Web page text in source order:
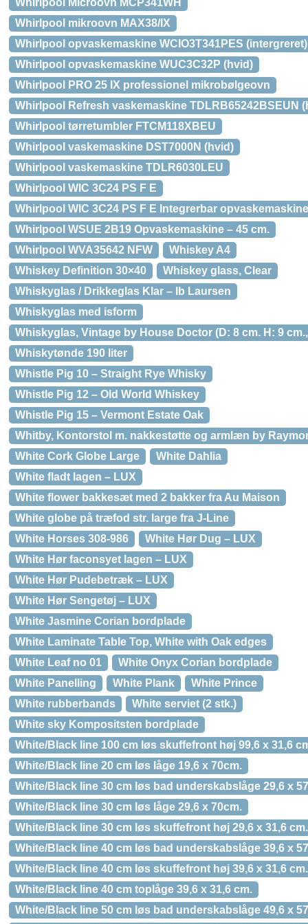
Whirlpool Microovn MCP341WH
Whirlpool mikroovn MAX38/IX
Whirlpool opvaskemaskine WCIO3T341PES (intergreret)
Whirlpool opvaskemaskine WUC3C32P (hvid)
Whirlpool PRO 25 IX professionel mikrobølgeovn
Whirlpool Refresh vaskemaskine TDLRB65242BSEUN
Whirlpool tørretumbler FTCM118XBEU
Whirlpool vaskemaskine DST7000N (hvid)
Whirlpool vaskemaskine TDLR6030LEU
Whirlpool WIC 3C24 PS F E
Whirlpool WIC 3C24 PS F E Integrerbar opvaskemaskine
Whirlpool WSUE 2B19 Opvaskemaskine – 45 cm.
Whirlpool WVA35642 NFW
Whiskey A4
Whiskey Definition 30×40
Whiskey glass, Clear
Whiskyglas / Drikkeglas Klar – Ib Laursen
Whiskyglas med isform
Whiskyglas, Vintage by House Doctor (D: 8 cm. H: 9
Whiskytønde 190 liter
Whistle Pig 10 – Straight Rye Whisky
Whistle Pig 12 – Old World Whiskey
Whistle Pig 15 – Vermont Estate Oak
Whitby, Kontorstol m. nakkestøtte og armlæn by
White Cork Globe Large
White Dahlia
White fladt lagen – LUX
White flower bakkesæt med 2 bakker fra Au Maison
White globe på træfod str. large fra J-Line
White Horses 308-986
White Hør Dug – LUX
White Hør faconsyet lagen – LUX
White Hør Pudebetræk – LUX
White Hør Sengetøj – LUX
White Jasmine Corian bordplade
White Laminate Table Top, White with Oak edges
White Leaf no 01
White Onyx Corian bordplade
White Panelling
White Plank
White Prince
White rubberbands
White serviet (2 stk.)
White sky Kompositsten bordplade
White/Black line 100 cm løs skuffefront høj 99,6 x 31,6
White/Black line 20 cm løs låge 19,6 x 70cm.
White/Black line 30 cm løs bad underskabslåge 29,6 x
White/Black line 30 cm løs låge 29,6 x 70cm.
White/Black line 30 cm løs skuffefront høj 29,6 x 31,6 cm.
White/Black line 40 cm løs bad underskabslåge 39,6 x
White/Black line 40 cm løs skuffefront høj 39,6 x 31,6 cm.
White/Black line 40 cm toplåge 39,6 x 31,6 cm.
White/Black line 50 cm løs bad underskabslåge 49,6 x